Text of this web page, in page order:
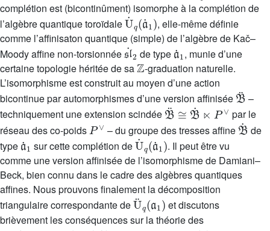
complétion est (bicontinûment) isomorphe à la complétion de
l’algèbre quantique toroïdale
U ˙q(a˙1)
, elle-même définie
comme l’affinisaton quantique (simple) de l’algèbre de Kač–
Moody affine non-torsionnée
sl˙2
de type
a˙1
, munie d’une
certaine topologie héritée de sa
Z
-graduation naturelle.
L’isomorphisme est construit au moyen d’une action
bicontinue par automorphismes d’une version affinisée
B¨
–
techniquement une extension scindée
B¨≅B˙⋉P∨
par le
réseau des co-poids
P∨
– du groupe des tresses affine
B ˙
de
type
a˙1
sur cette complétion de
U˙q(a˙1)
. Il peut être vu
comme une version affinisée de l’isomorphisme de Damiani–
Beck, bien connu dans le cadre des algèbres quantiques
affines. Nous prouvons finalement la décomposition
triangulaire correspondante de
U¨q(a1)
et discutons
brièvement les conséquences sur la théorie des